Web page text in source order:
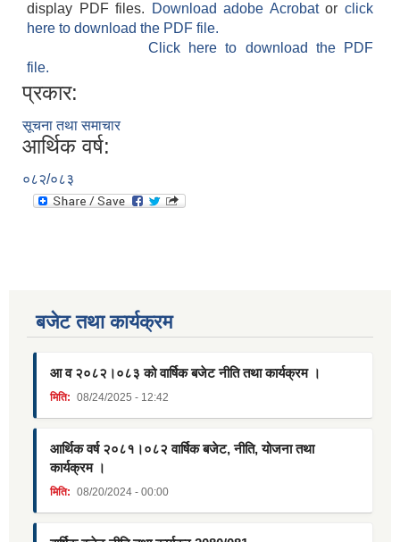
display PDF files.
Download adobe Acrobatorclick
here to download the PDF file.
Click here to download the PDF
file.
प्रकार:
सूचना तथा समाचार
आर्थिक वर्ष:
०८२/०८३
बजेट तथा कार्यक्रम
आ व २०८२।०८३ को वार्षिक बजेट नीति तथा कार्यक्रम ।
मिति: 08/24/2025 - 12:42
आर्थिक वर्ष २०८१।०८२ वार्षिक बजेट, नीति, योजना तथा
कार्यक्रम ।
मिति: 08/20/2024 - 00:00